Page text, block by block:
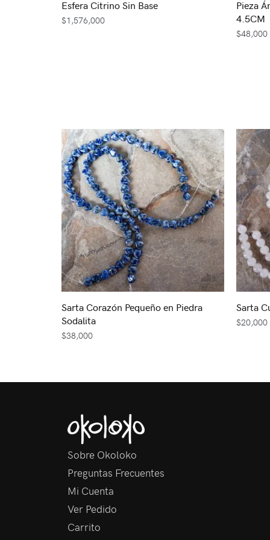
Esfera Citrino Sin Base
$1,576,000
Pieza
4.5CM
$48,000
Sarta Corazón Pequeño en Piedra
Sodalita
$38,000
Sarta
$20,000
Sobre Okoloko
Preguntas Frecuentes
Mi Cuenta
Ver Pedido
Carrito